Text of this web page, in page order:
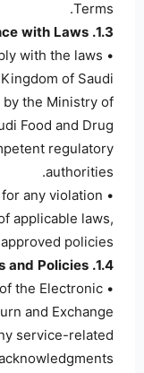
Terms.
1.3. Compliance with Laws
with the laws
of Saudi
by the Ministry of
Food and Drug
regulatory
authorities.
for any violation
applicable laws,
policies.
1.4. Integration of Agreements and Policies
the Electronic
and Exchange
service-related